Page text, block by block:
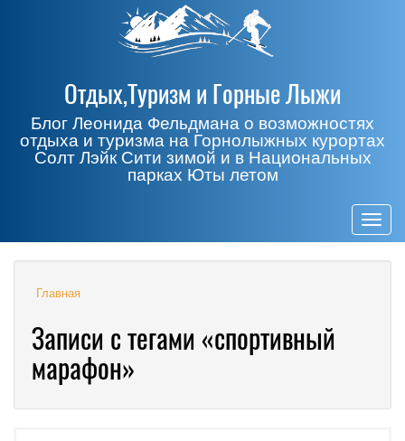
Отдых,Туризм и Горные Лыжи
Блог Леонида Фельдмана о возможностях
отдыха и туризма на Горнолыжных курортах
Солт Лэйк Сити зимой и в Национальных
парках Юты летом
Главная
Записи с тегами «спортивный
марафон»